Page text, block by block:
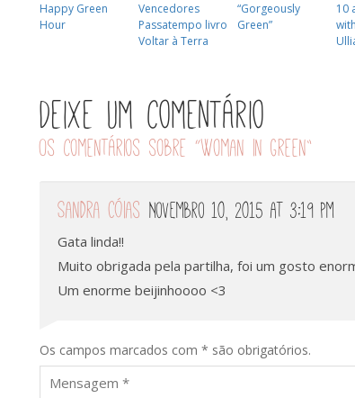
Happy Green
Hour
Vencedores
Passatempo livro
Voltar à Terra
“Gorgeously
Green”
10
Deixe um comentário
Os comentários sobre “Woman in green”
Sandra Cóias Novembro 10, 2015 at 3:19 pm
Gata linda!!
Muito obrigada pela partilha, foi um gosto
Um enorme beijinhoooo <3
Os campos marcados com * são obrigatórios.